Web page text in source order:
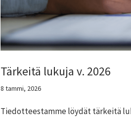
Tärkeitä lukuja v. 2026
8 tammi, 2026
Tiedotteestamme löydät tärkeitä